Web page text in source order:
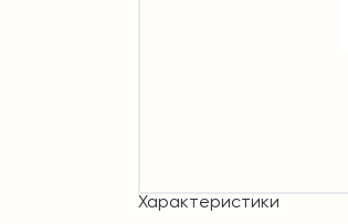
Характеристики